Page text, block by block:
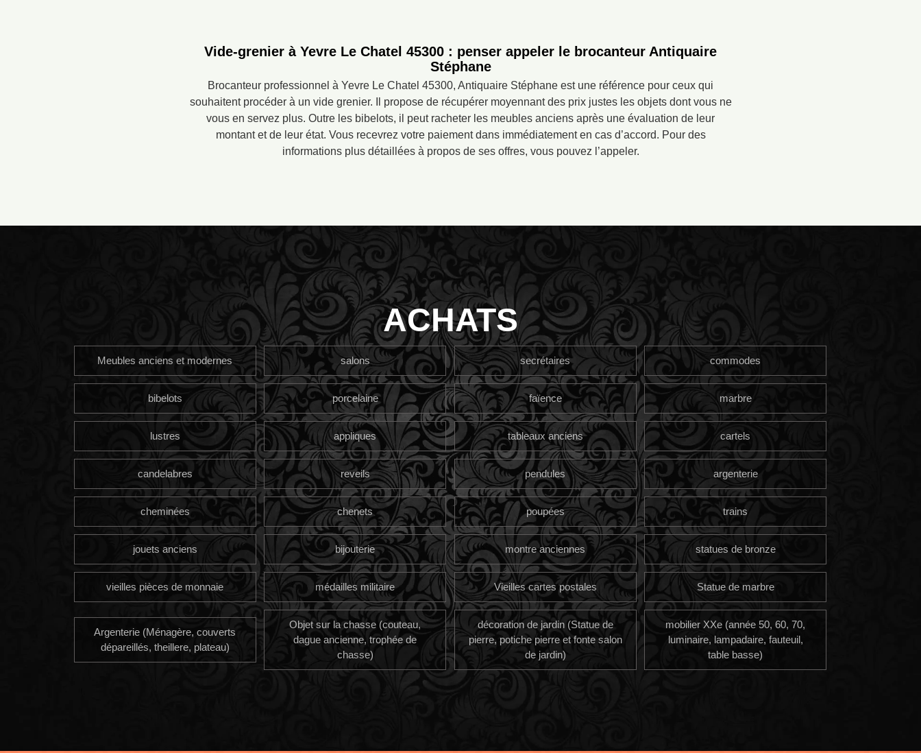
Vide-grenier à Yevre Le Chatel 45300 : penser appeler le brocanteur Antiquaire
Stéphane
Brocanteur professionnel à Yevre Le Chatel 45300, Antiquaire Stéphane est une référence pour ceux qui
souhaitent procéder à un vide grenier. Il propose de récupérer moyennant des prix justes les objets dont vous ne
vous en servez plus. Outre les bibelots, il peut racheter les meubles anciens après une évaluation de leur
montant et de leur état. Vous recevrez votre paiement dans immédiatement en cas d’accord. Pour des
informations plus détaillées à propos de ses offres, vous pouvez l’appeler.
ACHATS
Meubles anciens et modernes salons secrétaires commodes
bibelots porcelaine faïence marbre
lustres appliques tableaux anciens cartels
candelabres reveils pendules argenterie
cheminées chenets poupées trains
jouets anciens bijouterie montre anciennes statues de bronze
vieilles pièces de monnaie médailles militaire Vieilles cartes postales Statue de marbre
Argenterie (Ménagère, couverts
dépareillés, theillere, plateau)
Objet sur la chasse (couteau,
dague ancienne, trophée de
chasse)
décoration de jardin (Statue de
pierre, potiche pierre et fonte salon
de jardin)
mobilier XXe (année 50, 60, 70,
luminaire, lampadaire, fauteuil,
table basse)